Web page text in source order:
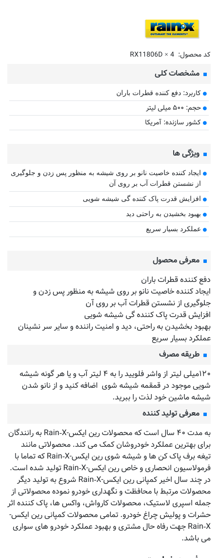
کد محصول: RX11806D × 4
مشخصات کلی
کاربرد: دفع کننده قطرات باران
حجم: ۵۰۰ میلی لیتر
کشور سازنده: آمریکا
ویژگی ها
ایجاد کننده خاصیت نانو بر روی شیشه به منظور پس زدن و جلوگیری
از نشستن قطرات آب بر روی آن
افزایش قدرت پاک کننده گی شیشه شویی
بهبود بخشیدن به راحتی دید
عملکرد بسیار سریع
معرفی محصول
دفع کننده قطرات باران
ایجاد کننده خاصیت نانو بر روی شیشه به منظور پس زدن و
جلوگیری از نشستن قطرات آب بر روی آن
افزایش قدرت پاک کننده گی شیشه شویی
بهبود بخشیدن به راحتی، دید و امنیت راننده و سایر سر نشینان
​عملکرد بسیار سریع
طریقه مصرف
۱۲۰میلی لیتر از واشر فلویید را به ۴ لیتر آب و یا هر گونه شیشه
شویی موجود در قمقمه شیشه شوی اضافه کنید و از نانو شدن
شیشه ماشین خود لذت را ببرید.
معرفی تولید کننده
به مدت ۴۰ سال است که محصولات رین ایکس-Rain‑X به رانندگان
برای بهترین عملکرد خودروشان کمک می کند. محصولاتی مانند
تیغه برف پاک کن ها و شیشه شوی رین ایکس-Rain‑X که تماما با
فرمولاسیون انحصاری و خاص رین ایکس-Rain‑X تولید شده است.
در چند سال اخیر کمپانی رین ایکس-Rain‑X شروع به تولید دیگر
محصولات مرتبط با محافظت و نگهداری خودرو نموده محصولاتی از
جمله اسپری لاستیک، محصولات کارواش، واکس ها، پاک کننده اثر
حشرات و پولیش چراغ خودرو. تمامی محصولات کمپانی رین ایکس-
Rain‑X جهت رفاه حال مشتری و بهبود عملکرد خودرو های سواری
می باشد.